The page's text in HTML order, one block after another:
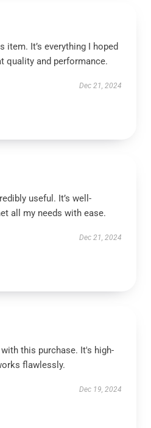
item. It’s everything I hoped
quality and performance.
Dec 21, 2024
useful. It’s well-
all my needs with ease.
Dec 21, 2024
this purchase. It's high-
flawlessly.
Dec 19, 2024